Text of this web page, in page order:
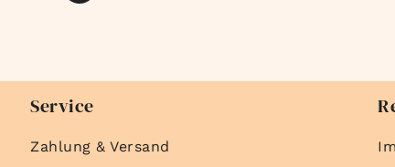
Service
Zahlung & Versand